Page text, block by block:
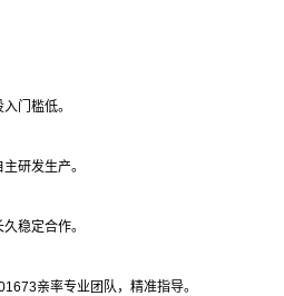
门槛低。
研发生产。
稳定合作。
亲率专业团队，精准指导。